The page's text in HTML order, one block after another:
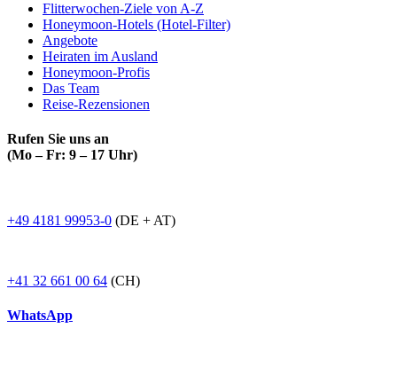
Flitterwochen-Ziele von A-Z
Honeymoon-Hotels (Hotel-Filter)
Angebote
Heiraten im Ausland
Honeymoon-Profis
Das Team
Reise-Rezensionen
Rufen Sie uns an
(Mo – Fr: 9 – 17 Uhr)
+49 4181 99953-0 (DE + AT)
+41 32 661 00 64 (CH)
WhatsApp